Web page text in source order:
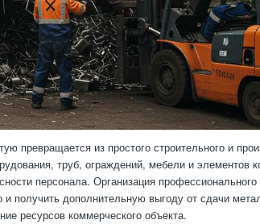
из простого строительного и
труб, ограждений, мебели и элементов
персонала. Организация
получить дополнительную выгоду от сдачи
ресурсов коммерческого объекта.